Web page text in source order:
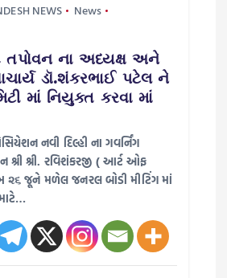
NEWS
News
તપોવન ના અધ્યક્ષ અને
ડૉ.શંકરભાઈ પટેલ ને
માં નિયુક્ત કરવા માં
નવી દિલ્હી ના ગવર્નિંગ
શ્રી શ્રી. રવિશંકરજી ( આર્ટ ઓફ
૨૬ જૂને મળેલ જનરલ બોડી મીટિંગ માં